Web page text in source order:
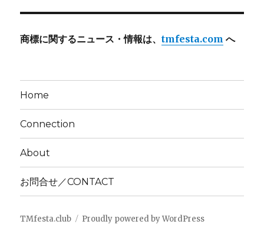
商標に関するニュース・情報は、tmfesta.com へ
Home
Connection
About
お問合せ／CONTACT
TMfesta.club Proudly powered by WordPress